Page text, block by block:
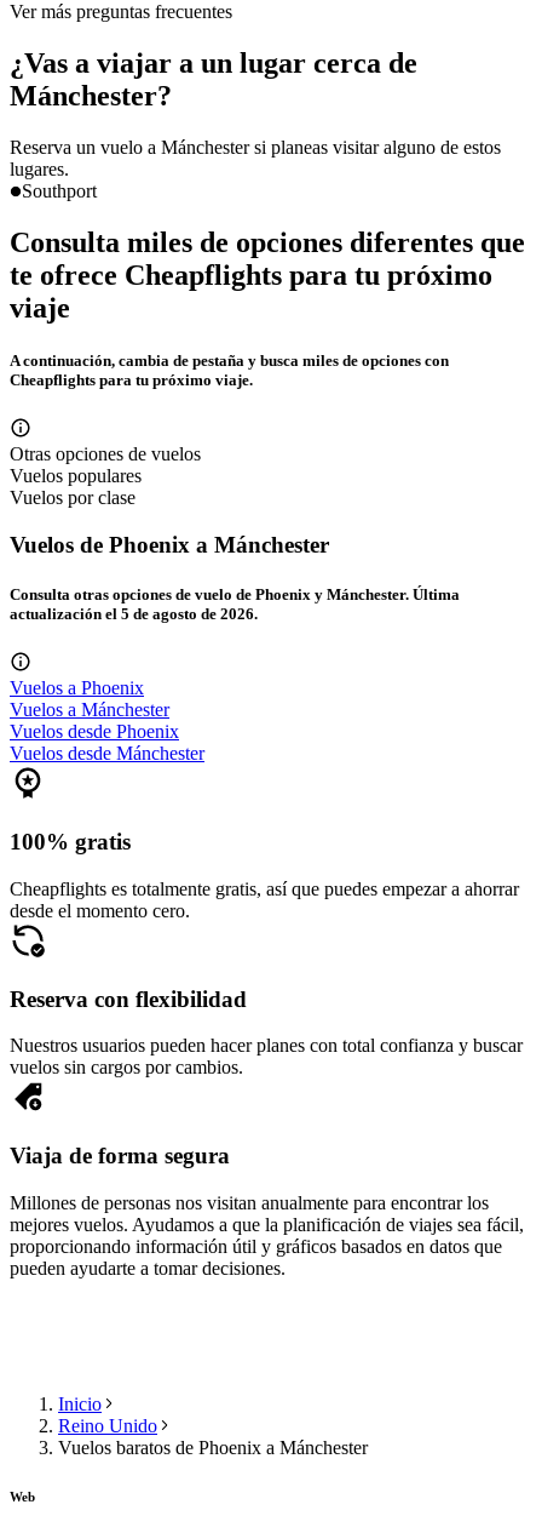
Ver más preguntas frecuentes
¿Vas a viajar a un lugar cerca de
Mánchester?
Reserva un vuelo a Mánchester si planeas visitar alguno de estos
lugares.
Southport
Consulta miles de opciones diferentes que
te ofrece Cheapflights para tu próximo
viaje
A continuación, cambia de pestaña y busca miles de opciones con
Cheapflights para tu próximo viaje.
Otras opciones de vuelos
Vuelos populares
Vuelos por clase
Vuelos de Phoenix a Mánchester
Consulta otras opciones de vuelo de Phoenix y Mánchester. Última
actualización el 5 de agosto de 2026.
Vuelos a Phoenix
Vuelos a Mánchester
Vuelos desde Phoenix
Vuelos desde Mánchester
100% gratis
Cheapflights es totalmente gratis, así que puedes empezar a ahorrar
desde el momento cero.
Reserva con flexibilidad
Nuestros usuarios pueden hacer planes con total confianza y buscar
vuelos sin cargos por cambios.
Viaja de forma segura
Millones de personas nos visitan anualmente para encontrar los
mejores vuelos. Ayudamos a que la planificación de viajes sea fácil,
proporcionando información útil y gráficos basados en datos que
pueden ayudarte a tomar decisiones.
Inicio
Reino Unido
Vuelos baratos de Phoenix a Mánchester
Web